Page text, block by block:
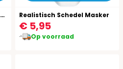
Dia de Los Muertos Botten Panty Realistisch Schedel Masker
€ 5,95
Op voorraad